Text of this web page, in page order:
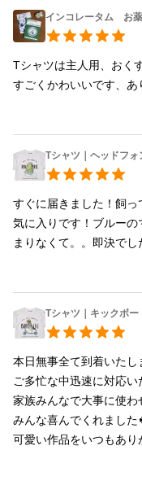
インコレータム お
Tシャツは主人用、おく
Tシャツ｜ヘッドフォ
すぐに届きました！飼
気に入りです！ブルー
まりなくて。。即決でし
Tシャツ｜キックボー
本日無事全て到着いたし
ご多忙な中迅速に対応
家族みんなで大事に使わ
みんな喜んでくれました